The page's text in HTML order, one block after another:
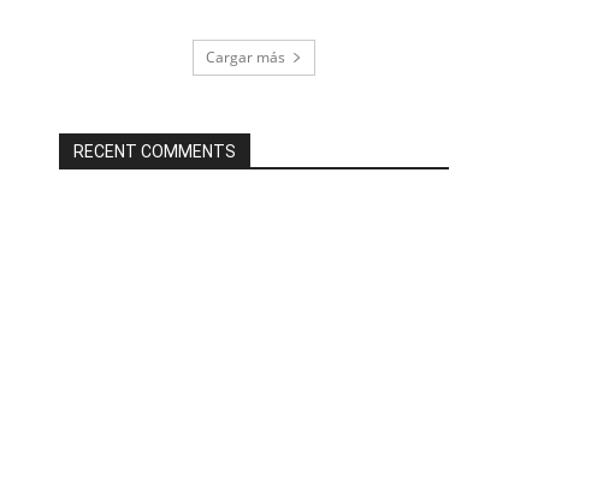
Cargar más
RECENT COMMENTS